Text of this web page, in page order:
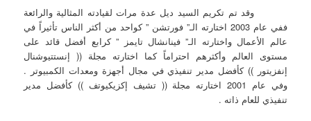
وقد تم تكريم السيد ديل عدة مرات لقيادته المثالية والرائعة
ففي عام 2003 اختارته الـ” فورتشن ” كواحد من أكثر الناس تأثيراً في
عالم الأعمال واختارته الـ” فينانشال تايمز ” كرابع أفضل قائد على
مستوى العالم وأكثرهم احتراماً كما اختارته مجلة (( إنستتيوشنال
إنفزيتور )) كأفضل مدير تنفيذي في مجال أجهزة ومعدات الكمبيوتر .
وفي عام 2001 اختارته مجلة (( تشيف إكزيكيوتف )) كأفضل مدير
تنفيذي للعام ذاته .